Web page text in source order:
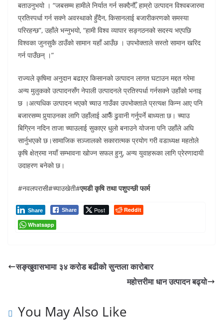
बताउनुभयो । “जबसम्म हामीले निर्यात गर्न सक्दैनौँ, हाम्रो उत्पादन विश्वबजारमा
प्रतिस्पर्धा गर्न सक्ने अवस्थाको हुँदैन, किसानलाई बजारीकरणको समस्या
परिरहन्छ”, उहाँले भन्नुभयो, “हामी विश्व व्यापार सङ्गठनको सदस्य भएपछि
विश्वका जुनसुकै ठाउँको सामान यहाँ आउँछ । उपभोक्ताले सस्तो सामान खरिद
गर्न पाउँछन् ।”
राज्यले कृषिमा अनुदान बढाएर किसानको उत्पादन लागत घटाउन मद्दत गरेमा
अन्य मुलुकको उत्पादनसँग नेपाली उत्पादनले प्रतिस्पर्धा गर्नसक्ने उहाँको भनाइ
छ ।अत्यधिक उत्पादन भएको च्याउ गाउँका उपभोक्ताले प्रत्यक्ष किन्न आए पनि
बजारसम्म पुर्‍याउनका लागि उहाँलाई आफैँ ढुवानी गर्नुपर्ने बाध्यता छ। च्याउ
बिग्रिन नदिन ताजा च्याउलाई सुकाएर धुलो बनाउने योजना पनि उहाँले अघि
सार्नुभएको छ।सामाजिक सञ्जालको सकारात्मक प्रयोग गरी वडाध्यक्ष महतोले
कृषि क्षेत्रमा नयाँ सम्भावना खोज्न सफल हुनु, अन्य युवाहरूका लागि प्रेरणादायी
उदाहरण बनेको छ।
#नवलपरासी#च्याउखेती#एमडी कृषि तथा पशुपन्छी फार्म
Share Post
Share
Reddit
Whatsapp
सङ्खुवासभामा ३४ करोड बढीको सुन्तला कारोबार
महोत्तरीमा धान उत्पादन बढ्यो
You May Also Like